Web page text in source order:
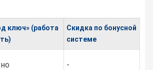
ключ» (работа
Скидка по бонусной
системе
-